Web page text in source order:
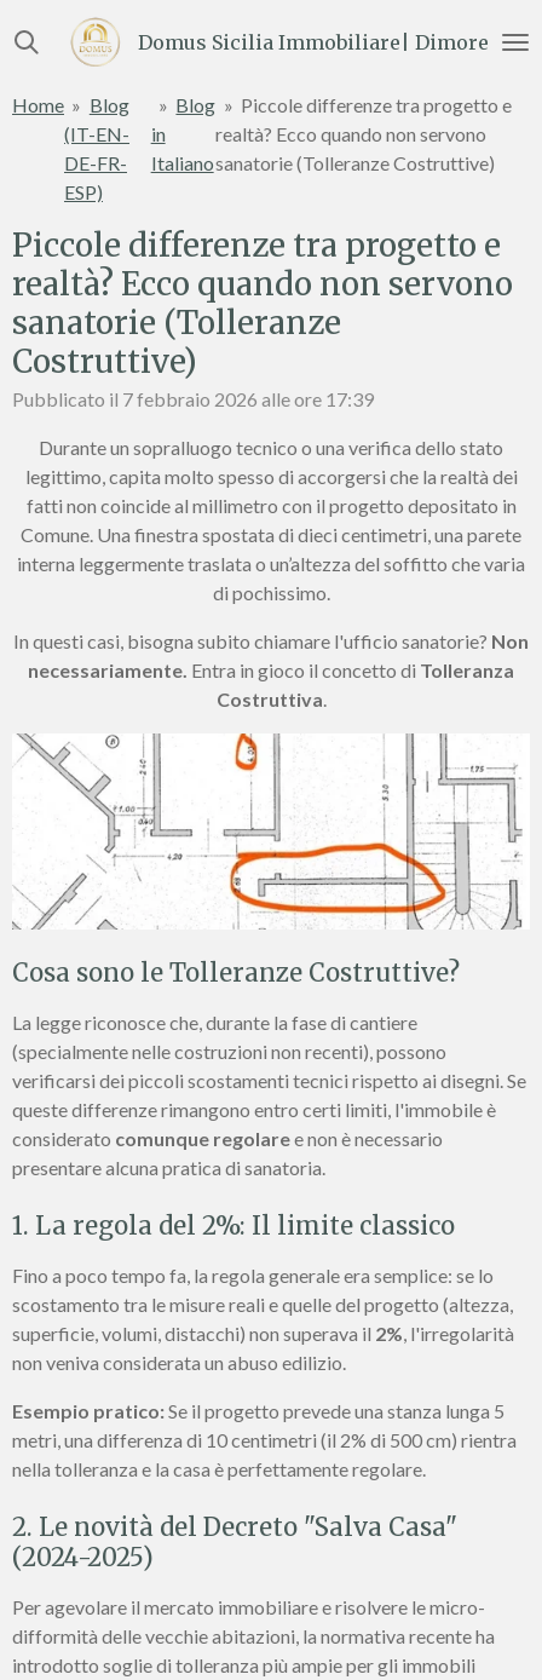
al
principale
Domus Sicilia Immobiliare| Dimore e
Home » Blog
(IT-EN-
DE-FR-
ESP)
» Blog
in
Italiano
» Piccole differenze tra progetto e
realtà? Ecco quando non servono
sanatorie (Tolleranze Costruttive)
Piccole differenze tra progetto e
realtà? Ecco quando non servono
sanatorie (Tolleranze
Costruttive)
Pubblicato il 7 febbraio 2026 alle ore 17:39
Durante un sopralluogo tecnico o una verifica dello stato
legittimo, capita molto spesso di accorgersi che la realtà dei
fatti non coincide al millimetro con il progetto depositato in
Comune. Una finestra spostata di dieci centimetri, una parete
interna leggermente traslata o un’altezza del soffitto che varia
di pochissimo.
In questi casi, bisogna subito chiamare l'ufficio sanatorie? Non
necessariamente. Entra in gioco il concetto di Tolleranza
Costruttiva
Cosa sono le Tolleranze Costruttive?
La legge riconosce che, durante la fase di cantiere
(specialmente nelle costruzioni non recenti), possono
verificarsi dei piccoli scostamenti tecnici rispetto ai disegni. Se
queste differenze rimangono entro certi limiti, l'immobile è
considerato comunque regolaree non è necessario
presentare alcuna pratica di sanatoria.
1. La regola del 2%: Il limite classico
Fino a poco tempo fa, la regola generale era semplice: se lo
scostamento tra le misure reali e quelle del progetto (altezza,
superficie, volumi, distacchi) non superava il 2% , l'irregolarità
non veniva considerata un abuso edilizio.
Esempio pratico:Se il progetto prevede una stanza lunga 5
metri, una differenza di 10 centimetri (il 2% di 500 cm) rientra
nella tolleranza e la casa è perfettamente regolare.
2. Le novità del Decreto "Salva Casa"
(2024-2025)
Per agevolare il mercato immobiliare e risolvere le micro-
difformità delle vecchie abitazioni, la normativa recente ha
introdotto soglie di tolleranza più ampie per gli immobili